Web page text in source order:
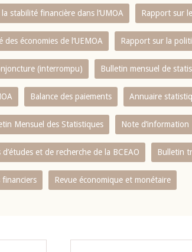
stabilité financière dans l‘UMOA Rapport sur
économies de l‘UEMOA Rapport sur la
(interrompu) Bulletin mensuel de
Balance des paiements Annuaire
Mensuel des Statistiques Note d’information
et de recherche de la BCEAO Bulletin
financiers Revue économique et monétaire